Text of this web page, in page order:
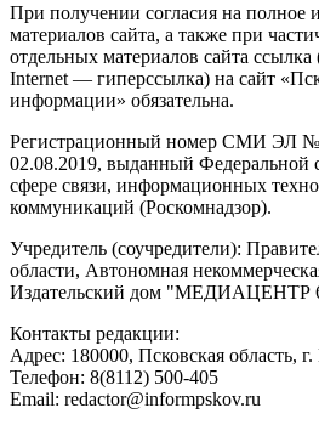
При получении согласия на полное
материалов сайта, а также при
отдельных материалов сайта
Internet — гиперссылка) на сайт
информации» обязательна.
Регистрационный номер СМИ ЭЛ
02.08.2019, выданный Федеральной
сфере связи, информационных
коммуникаций (Роскомнадзор).
Учредитель (соучредители):
области, Автономная
Издательский дом "МЕДИАЦЕНТР
Контакты редакции:
Адреc: 180000, Псковская область,
Телефон: 8(8112) 500-405
Email: redactor@informpskov.ru